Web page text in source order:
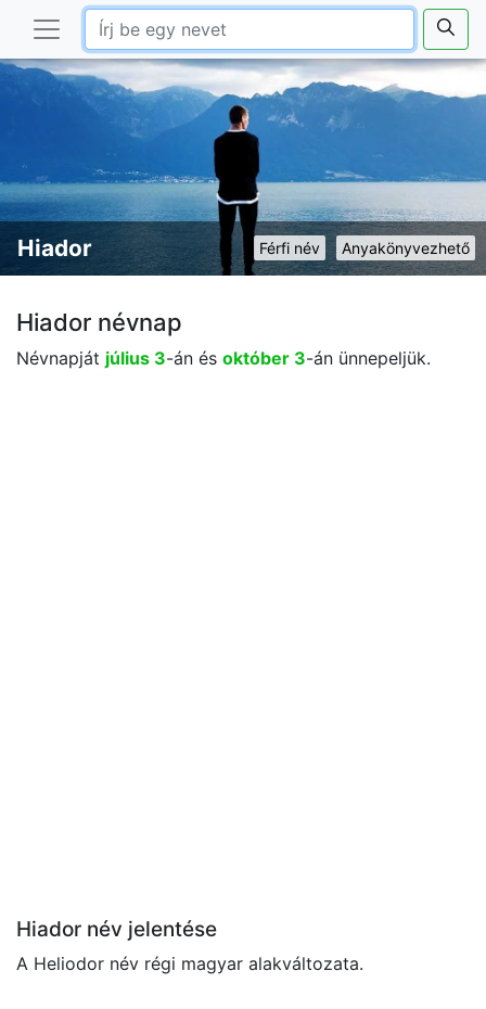
Anyakönyvezhető
Férfi név
Hiador
Hiador névnap
Névnapját július 3-án és október 3-án ünnepeljük.
Hiador név jelentése
A Heliodor név régi magyar alakváltozata.